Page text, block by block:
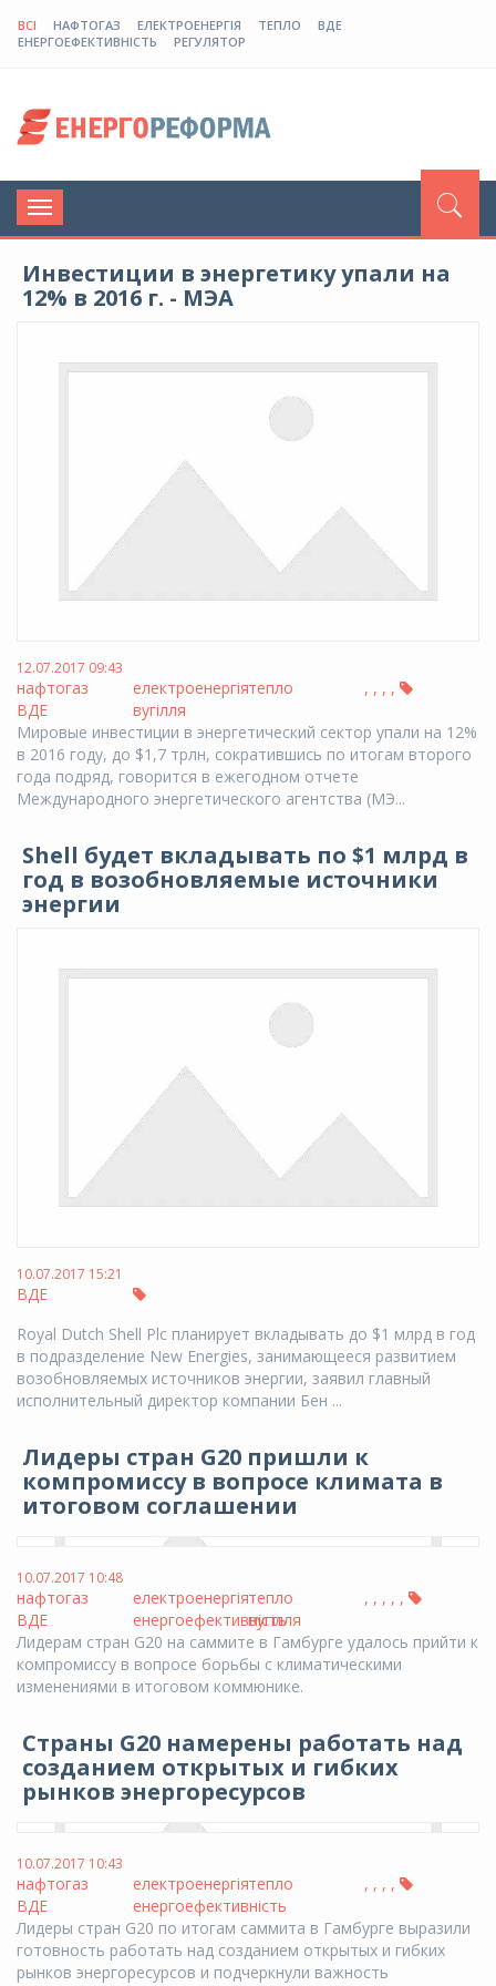
ВСІ НАФТОГАЗ ЕЛЕКТРОЕНЕРГІЯ ТЕПЛО
ВДЕ
ЕНЕРГОЕФЕКТИВНІСТЬ
РЕГУЛЯТОР
Toggle
navigation
Инвестиции в энергетику упали на
12% в 2016 г. - МЭА
12.07.2017 09:43
нафтогаз ,
електроенергія ,
тепло
,
ВДЕ
,
вугілля
Мировые инвестиции в энергетический сектор упали на 12%
в 2016 году, до $1,7 трлн, сократившись по итогам второго
года подряд, говорится в ежегодном отчете
Международного энергетического агентства (МЭ...
Shell будет вкладывать по $1 млрд в
год в возобновляемые источники
энергии
10.07.2017 15:21
ВДЕ
Royal Dutch Shell Plc планирует вкладывать до $1 млрд в год
в подразделение New Energies, занимающееся развитием
возобновляемых источников энергии, заявил главный
исполнительный директор компании Бен ...
Лидеры стран G20 пришли к
компромиссу в вопросе климата в
итоговом соглашении
10.07.2017 10:48
нафтогаз ,
електроенергія ,
тепло
,
ВДЕ
,
енергоефективність
,
вугілля
Лидерам стран G20 на саммите в Гамбурге удалось прийти к
компромиссу в вопросе борьбы с климатическими
изменениями в итоговом коммюнике.
Страны G20 намерены работать над
созданием открытых и гибких
рынков энергоресурсов
10.07.2017 10:43
нафтогаз ,
електроенергія ,
тепло
,
ВДЕ
,
енергоефективність
Лидеры стран G20 по итогам саммита в Гамбурге выразили
готовность работать над созданием открытых и гибких
рынков энергоресурсов и подчеркнули важность